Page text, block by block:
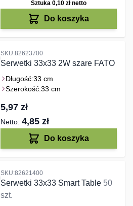
Sztuka 0,10 złnetto
Do koszyka
SKU:82623700
Serwetki 33x33 2W szare FATO
Długość:33 cm
Szerokość:33 cm
5,97 zł
4,85 zł
Do koszyka
SKU:82621400
Serwetki 33x33 Smart Table 50
szt.